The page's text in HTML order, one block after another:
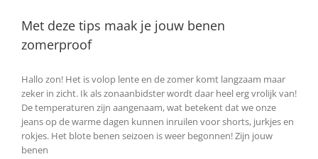
Met deze tips maak je jouw benen
zomerproof
Hallo zon! Het is volop lente en de zomer komt langzaam maar
zeker in zicht. Ik als zonaanbidster wordt daar heel erg vrolijk van!
De temperaturen zijn aangenaam, wat betekent dat we onze
jeans op de warme dagen kunnen inruilen voor shorts, jurkjes en
rokjes. Het blote benen seizoen is weer begonnen! Zijn jouw
benen